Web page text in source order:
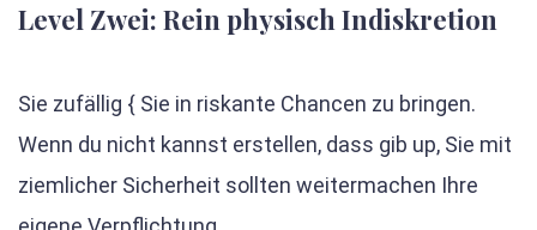
Level Zwei: Rein physisch Indiskretion
Sie zufällig { Sie in riskante Chancen zu bringen.
Wenn du nicht kannst erstellen, dass gib up, Sie mit
ziemlicher Sicherheit sollten weitermachen Ihre